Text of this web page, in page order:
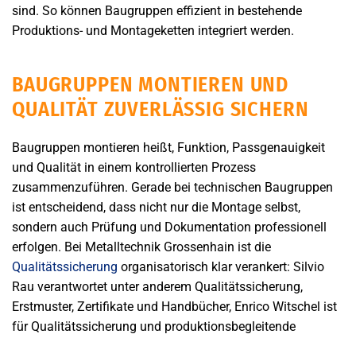
sind. So können Baugruppen effizient in bestehende
Produktions- und Montageketten integriert werden.
BAUGRUPPEN MONTIEREN UND
QUALITÄT ZUVERLÄSSIG SICHERN
Baugruppen montieren heißt, Funktion, Passgenauigkeit
und Qualität in einem kontrollierten Prozess
zusammenzuführen. Gerade bei technischen Baugruppen
ist entscheidend, dass nicht nur die Montage selbst,
sondern auch Prüfung und Dokumentation professionell
erfolgen. Bei Metalltechnik Grossenhain ist die
Qualitätssicherung organisatorisch klar verankert: Silvio
Rau verantwortet unter anderem Qualitätssicherung,
Erstmuster, Zertifikate und Handbücher, Enrico Witschel ist
für Qualitätssicherung und produktionsbegleitende